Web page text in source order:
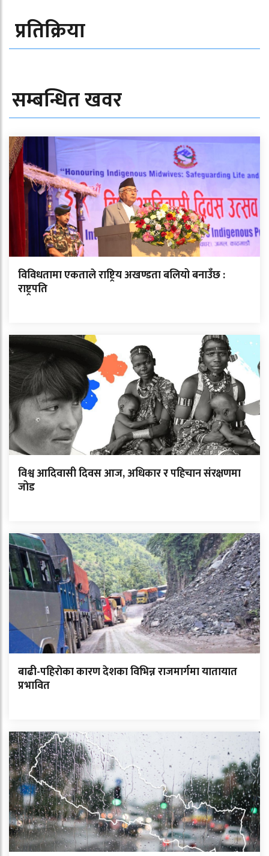
प्रतिक्रिया
सम्बन्धित खवर
विविधतामा एकताले राष्ट्रिय अखण्डता बलियो बनाउँछ :
राष्ट्रपति
विश्व आदिवासी दिवस आज, अधिकार र पहिचान संरक्षणमा
जोड
बाढी-पहिराेका कारण देशका विभिन्न राजमार्गमा यातायात
प्रभावित